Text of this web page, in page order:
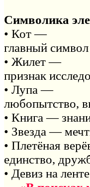
Символика
• Кот —
главный
• Жилет —
признак
• Лупа —
любопытство,
• Книга —
• Звезда —
• Плетёная
единство,
• Девиз на